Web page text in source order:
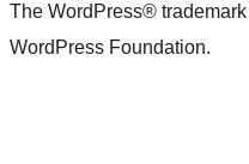
The WordPress®
WordPress Foundation.